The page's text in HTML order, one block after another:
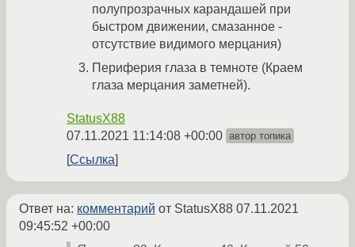
полупрозрачных карандашей при
быстром движении, смазанное -
отсутствие видимого мерцания)
Периферия глаза в темноте (Краем
глаза мерцания заметней).
StatusX88
07.11.2021 11:14:08 +00:00 автор топика
Ссылка
Ответ на: комментарий от StatusX88 07.11.2021
09:45:52 +00:00